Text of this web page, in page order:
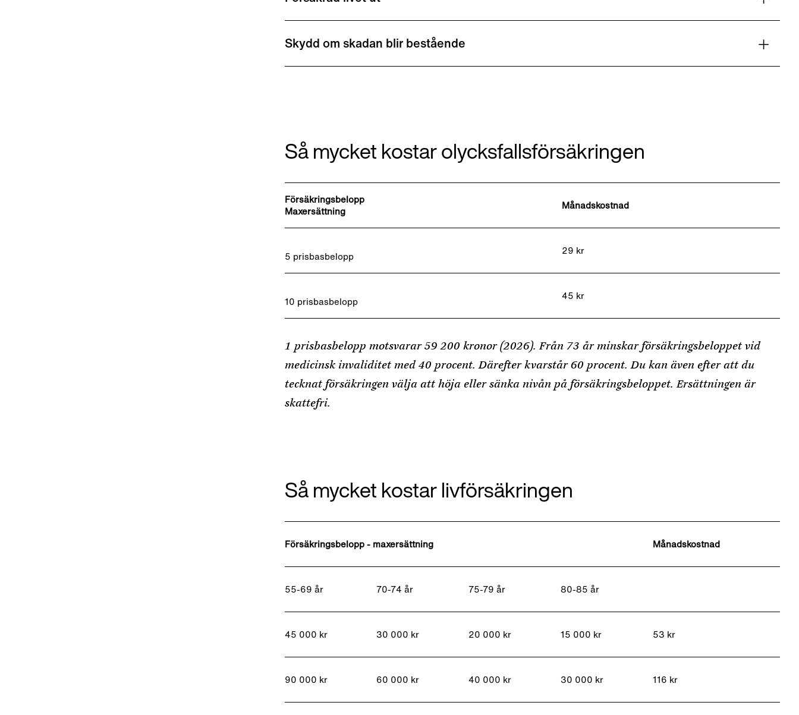
Skydd om skadan blir bestående
Så mycket kostar olycksfallsförsäkringen
Försäkringsbelopp
Maxersättning
Månadskostnad
5 prisbasbelopp 29 kr
10 prisbasbelopp 45 kr
1 prisbasbelopp motsvarar 59 200 kronor (2026). Från 73 år minskar försäkringsbeloppet vid
medicinsk invaliditet med 40 procent. Därefter kvarstår 60 procent. Du kan även efter att du
tecknat försäkringen välja att höja eller sänka nivån på försäkringsbeloppet. Ersättningen är
skattefri.
Så mycket kostar livförsäkringen
Försäkringsbelopp - maxersättning Månadskostnad
55-69 år 70-74 år 75-79 år 80-85 år
45 000 kr 30 000 kr 20 000 kr 15 000 kr 53 kr
90 000 kr 60 000 kr 40 000 kr 30 000 kr 116 kr